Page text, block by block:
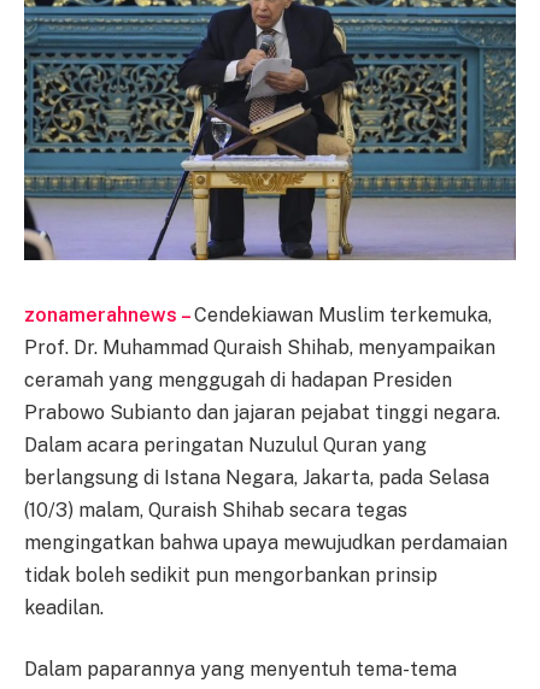
zonamerahnews –Cendekiawan Muslim terkemuka,
Prof. Dr. Muhammad Quraish Shihab, menyampaikan
ceramah yang menggugah di hadapan Presiden
Prabowo Subianto dan jajaran pejabat tinggi negara.
Dalam acara peringatan Nuzulul Quran yang
berlangsung di Istana Negara, Jakarta, pada Selasa
(10/3) malam, Quraish Shihab secara tegas
mengingatkan bahwa upaya mewujudkan perdamaian
tidak boleh sedikit pun mengorbankan prinsip
keadilan.
Dalam paparannya yang menyentuh tema-tema